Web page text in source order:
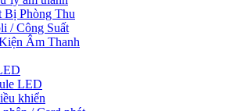
Bị Phòng Thu
/ Công Suất
Âm Thanh
LED
khiển